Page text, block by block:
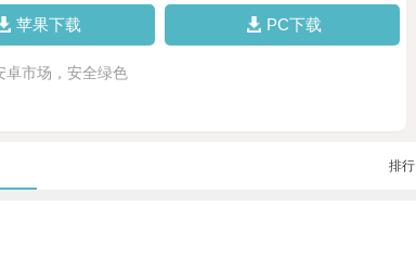
苹果下载 PC下载
卓市场，安全绿色
排行